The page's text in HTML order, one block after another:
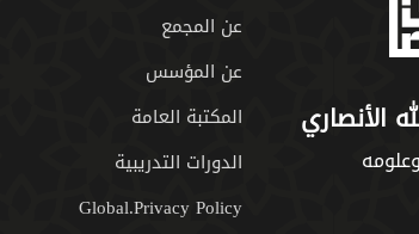
الأنصاري
عن المجمع
عن المؤسس
المكتبة العامة
الدورات التدريبية
Global.Privacy Policy